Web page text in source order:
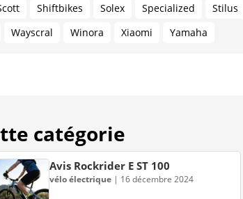
Shiftbikes Solex Specialized Stilus
Wayscral Winora Xiaomi Yamaha
catégorie
Avis Rockrider E ST 100
vélo électrique| 16 décembre 2024